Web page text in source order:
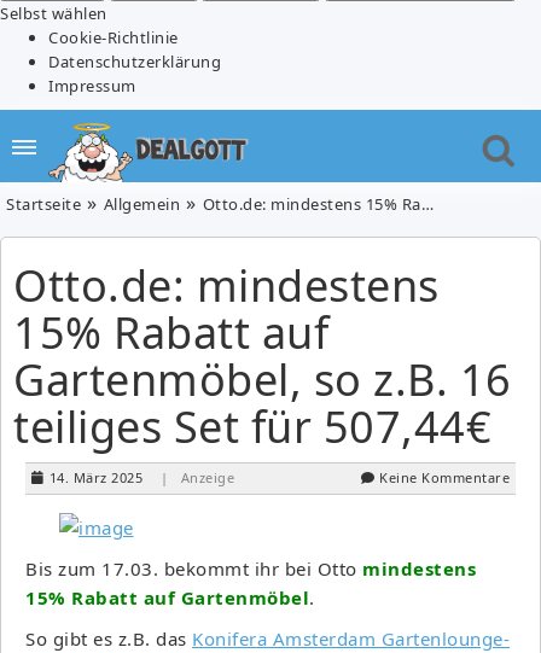
Selbst wählen
Cookie-Richtlinie
Datenschutzerklärung
Impressum
Startseite Allgemein Otto.de: mindestens 15% Rabatt auf Gartenmöbel, so z.B. 16 teiliges Set für 507,44€
Otto.de: mindestens
15% Rabatt auf
Gartenmöbel, so z.B. 16
teiliges Set für 507,44€
14. März 2025 | Anzeige Keine Kommentare
Bis zum 17.03. bekommt ihr bei Otto mindestens
15% Rabatt auf Gartenmöbel.
So gibt es z.B. das Konifera Amsterdam Gartenlounge-